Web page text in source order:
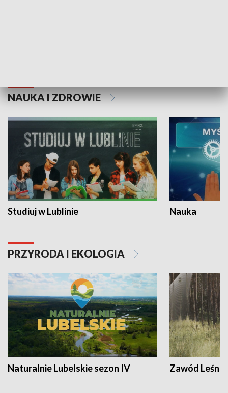
NAUKA I ZDROWIE
Studiuj w Lublinie Nauka
PRZYRODA I EKOLOGIA
Naturalnie Lubelskie sezon IV Zawód Leśnik